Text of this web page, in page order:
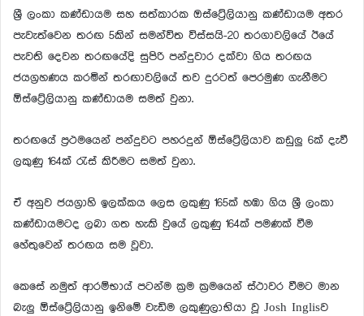
ශ්‍රී ලංකා කණ්ඩායම සහ සත්කාරක ඔස්ට්‍රේලියානු කණ්ඩායම අතර
පැවැත්වෙන තරඟ 5කින් සමන්විත විස්සයි-20 තරගාවලියේ ඊයේ
පැවති දෙවන තරඟයේදි සුපිරි පන්දුවාර දක්වා ගිය තරඟය
ජයග්‍රහණය කරමින් තරඟාවලියේ තව දුරටත් පෙරමුණ ගැනීමට
ඕස්ට්‍රේලියානු කණ්ඩායම සමත් වුනා.
තරඟයේ ප්‍රථමයෙන් පන්දුවට පහරදුන් ඕස්ට්‍රේලියාව කඩුලු 6ක් දැවී
ලකුණු 164ක් රැස් කිරීමට සමත් වුනා.
ඒ අනුව ජයග්‍රාහි ඉලක්කය ලෙස ලකුණු 165ක් හඹා ගිය ශ්‍රී ලංකා
කණ්ඩායමටද ලබා ගත හැකි වුයේ ලකුණු 164ක් පමණක් වීම
හේතුවෙන් තරඟය සම වූවා.
කෙසේ නමුත් ආරම්භාය් පටන්ම ක්‍රම ක්‍රමයෙන් ස්ථාවර වීමට මාන
බැලු ඕස්ට්‍රේලියානු ඉනිමේ වැඩිම ලකුණුලාභියා වූ Josh Inglisව